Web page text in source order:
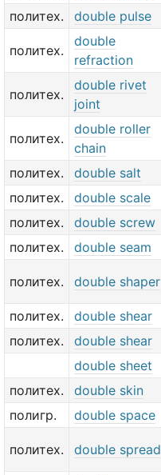
политех.
double pulse
политех.
double
refraction
политех.
double rivet
joint
политех.
double roller
chain
политех. double salt
политех.
double scale
политех.
double screw
политех.
double seam
политех. double shaper
политех.
double shear
политех.
double shear
double sheet
политех.
double skin
полигр.
double space
политех. double spread